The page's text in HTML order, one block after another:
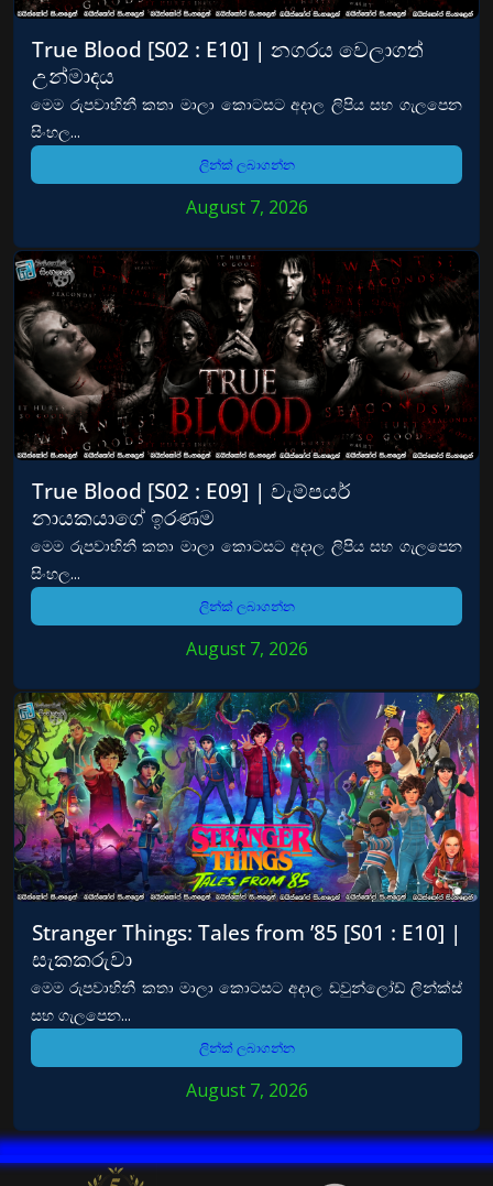
True Blood [S02 : E10] | නගරය වෙලාගත්
උන්මාදය
මෙම රුපවාහිනී කතා මාලා කොටසට අදාල ලිපිය සහ ගැලපෙන
සිංහල...
ලින්ක් ලබාගන්න
August 7, 2026
True Blood [S02 : E09] | වැම්පයර්
නායකයාගේ ඉරණම
මෙම රුපවාහිනී කතා මාලා කොටසට අදාල ලිපිය සහ ගැලපෙන
සිංහල...
ලින්ක් ලබාගන්න
August 7, 2026
Stranger Things: Tales from ’85 [S01 : E10] |
සැකකරුවා
මෙම රුපවාහිනී කතා මාලා කොටසට අදාල ඩවුන්ලෝඩ් ලින්ක්ස්
සහ ගැලපෙන...
ලින්ක් ලබාගන්න
August 7, 2026